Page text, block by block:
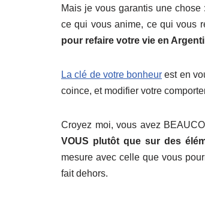
Mais je vous garantis une
ce qui vous anime, ce qui vous
pour refaire votre vie en
La clé de votre bonheur est en
coince, et modifier votre
Croyez moi, vous avez
VOUS plutôt que sur des
mesure avec celle que vous
fait dehors.